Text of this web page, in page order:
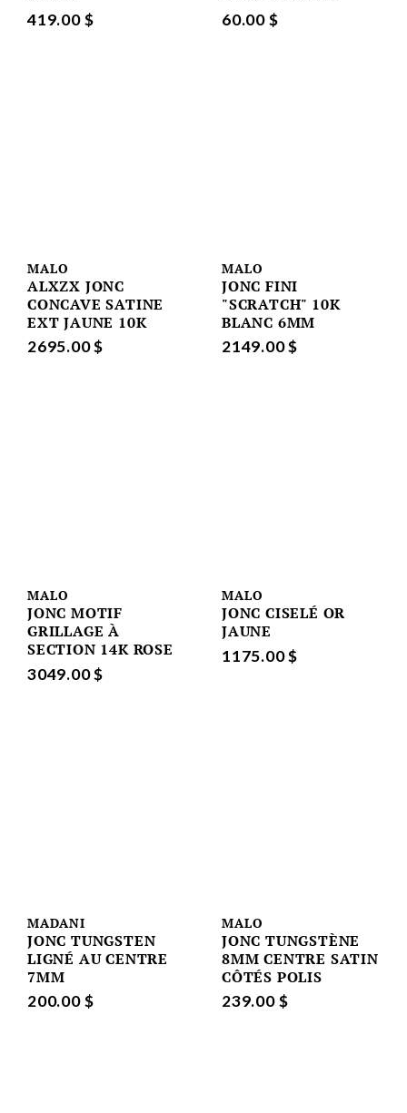
419.00 $ 60.00 $
MALO
ALXZX JONC
CONCAVE SATINE
EXT JAUNE 10K
2695.00 $
MALO
JONC FINI
"SCRATCH" 10K
BLANC 6MM
2149.00 $
MALO
JONC MOTIF
GRILLAGE À
SECTION 14K ROSE
3049.00 $
MALO
JONC CISELÉ OR
JAUNE
1175.00 $
MADANI
JONC TUNGSTEN
LIGNÉ AU CENTRE
7MM
200.00 $
MALO
JONC TUNGSTÈNE
8MM CENTRE SATIN
CÔTÉS POLIS
239.00 $